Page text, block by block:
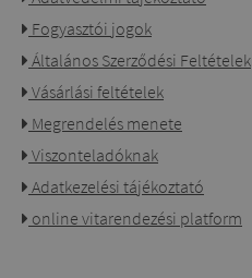
Fogyasztói jogok
Általános Szerződési Feltételek
Vásárlási feltételek
Megrendelés menete
Viszonteladóknak
Adatkezelési tájékoztató
online vitarendezési platform